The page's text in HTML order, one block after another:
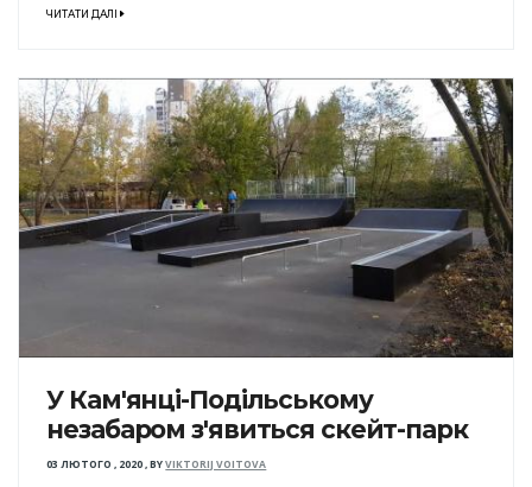
ЧИТАТИ ДАЛІ
У Кам'янці-Подільському
незабаром з'явиться скейт-парк
03 ЛЮТОГО , 2020,BYVIKTORIJ VOITOVA